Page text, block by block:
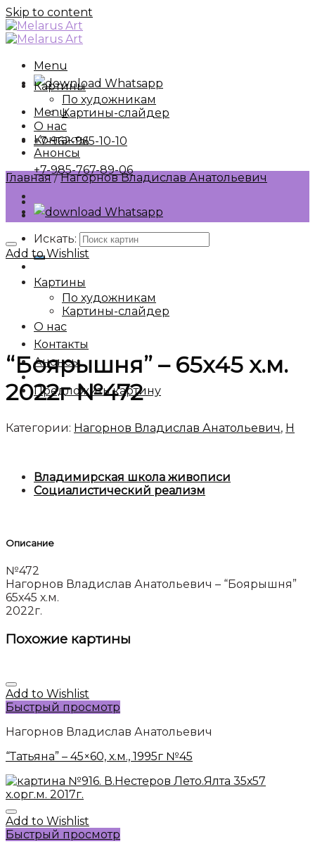
Skip to content
Menu
Whatsapp
Menu
+7-962-965-10-10
+7-985-767-89-06
Whatsapp
Искать:
Картины
По художникам
Картины-слайдер
О нас
Контакты
Анонсы
Предложить картину
Картины
По художникам
Картины-слайдер
О нас
Контакты
Анонсы
Главная / Нагорнов Владислав Анатольевич
Add to Wishlist
“Боярышня” – 65х45 х.м.
2022г №472
Категории: Нагорнов Владислав Анатольевич, Н
Владимирская школа живописи
Социалистический реализм
Описание
№472
Нагорнов Владислав Анатольевич – “Боярышня”
65х45 х.м.
2022г.
Похожие картины
Add to Wishlist
Быстрый просмотр
Нагорнов Владислав Анатольевич
“Татьяна” – 45×60, х.м., 1995г №45
Add to Wishlist
Быстрый просмотр